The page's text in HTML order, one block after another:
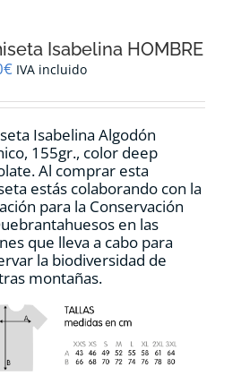
se
pueden
en
página
de
producto
Isabelina HOMBRE
€ IVA incluido
Isabelina Algodón
155gr., color deep
Al comprar esta
estás colaborando con la
para la Conservación
en las
que lleva a cabo para
la biodiversidad de
montañas.